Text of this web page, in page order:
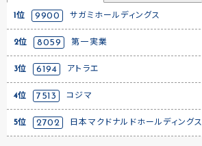
1位 9900 サガミホールディングス
2位 8059 第一実業
3位 6194 アトラエ
4位 7513 コジマ
5位 2702 日本マクドナルドホールディングス